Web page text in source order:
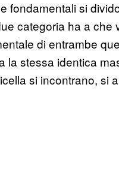
fondamentali si
categoria ha a
di entrambe
la stessa identica
si incontrano,